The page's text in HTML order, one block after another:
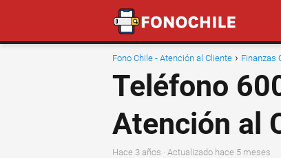
Fono Chile - Atención al Cliente Finanzas
Teléfono
Atención al
hace 3 años · Actualizado hace 5 meses